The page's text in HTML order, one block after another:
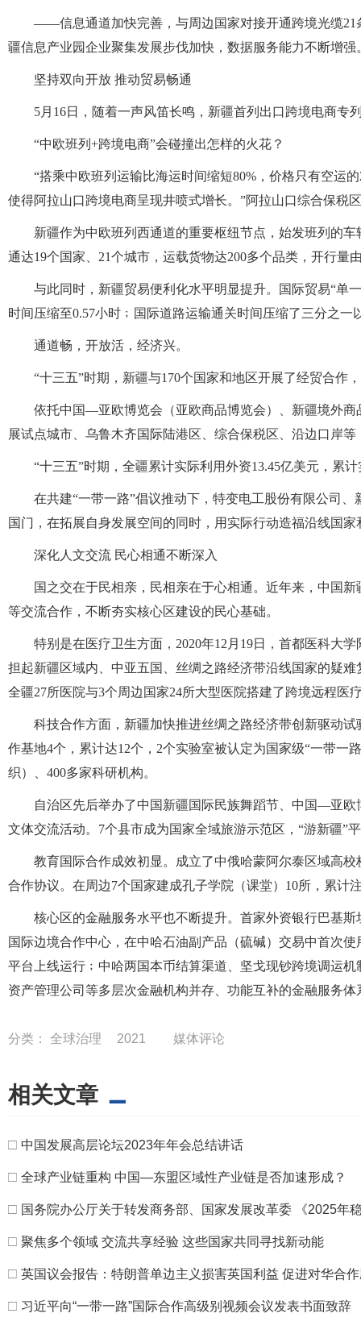
——信息通道加快完善，与周边国家对接开通跨境光缆21
疆信息产业园企业聚集发展步伐加快，数据服务能力不断增强
坚持双向开放 推动贸易畅通
5月16日，随着一声风笛长鸣，新疆首列出口跨境电商专
“中欧班列+跨境电商”会碰撞出怎样的火花？
“搭乘中欧班列运输比海运时间缩短80%，价格只有空运
使得阿拉山口跨境电商呈现井喷式增长。”阿拉山口综合保税
新疆作为中欧班列西通道的重要枢纽节点，始发班列的
通达19个国家、21个城市，运载货物达200多个品类，开行量
与此同时，新疆贸易便利化水平明显提升。国际贸易“单
时间压缩至0.57小时﹔国际道路运输通关时间压缩了三分之
通道畅，开放活，经济兴。
“十三五”时期，新疆与170个国家和地区开展了经贸合作
依托中国—亚欧博览会（亚欧商品博览会）、新疆境外
展试点城市、乌鲁木齐国际陆港区、综合保税区、沿边口岸
“十三五”时期，全疆累计实际利用外资13.45亿美元，累
在共建“一带一路”倡议推动下，特变电工股份有限公司
国门，在拓展自身发展空间的同时，用实际行动造福沿线国家
深化人文交流 民心相通不断深入
国之交在于民相亲，民相亲在于心相通。近年来，中国
等交流合作，不断夯实核心区建设的民心基础。
特别是在医疗卫生方面，2020年12月19日，首都医科大
担起新疆区域内、中亚五国、丝绸之路经济带沿线国家的疑
全疆27所医院与3个周边国家24所大型医院搭建了跨境远程医
科技合作方面，新疆加快推进丝绸之路经济带创新驱动
作基地4个，累计达12个，2个实验室被认定为国家级“一带一
织）、400多家科研机构。
自治区先后举办了中国新疆国际民族舞蹈节、中国—亚
文体交流活动。7个县市成为国家全域旅游示范区，“游新疆”
教育国际合作成效初显。成立了中俄哈蒙阿尔泰区域高
合作协议。在周边7个国家建成孔子学院（课堂）10所，累计
核心区的金融服务水平也不断提升。首家外资银行巴基
国际边境合作中心，在中哈石油副产品（硫碱）交易中首次
平台上线运行﹔中哈两国本币结算渠道、坚戈现钞跨境调运
资产管理公司等多层次金融机构并存、功能互补的金融服务体
分类： 全球治理 2021 媒体评论
相关文章
□ 中国发展高层论坛2023年年会总结讲话
□ 全球产业链重构 中国—东盟区域性产业链是否加速形成？
□ 国务院办公厅关于转发商务部、国家发展改革委 《2025年
□ 聚焦多个领域 交流共享经验 这些国家共同寻找新动能
□ 英国议会报告：特朗普单边主义损害英国利益 促进对华合
□ 习近平向“一带一路”国际合作高级别视频会议发表书面致辞